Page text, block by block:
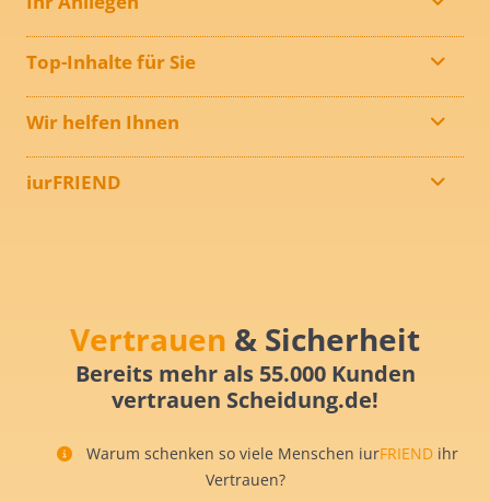
Top-Inhalte für Sie
Wir helfen Ihnen
iurFRIEND
Vertrauen & Sicherheit
Bereits mehr als 55.000 Kunden
vertrauen Scheidung.de!
Warum schenken so viele Menschen iurFRIEND ihr
Vertrauen?